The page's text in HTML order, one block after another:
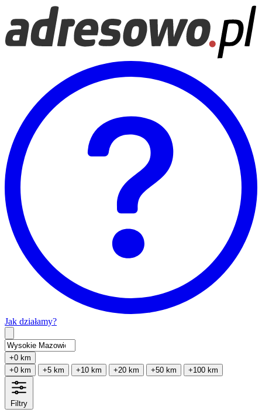
Jak działamy?
+0 km
+0 km
+5 km +10 km +20 km +50 km +100 km
Filtry